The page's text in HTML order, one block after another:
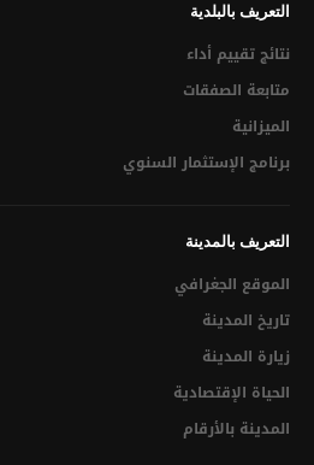
استخراج الدفتر العائلي لأول مرة
استخراج نظير من الدفتر العائلي
تتــــــــزوج ثانيــــــــة أو الأرملــــــة)
الإشهاد بمطابقة النسخ للاصل
ملف رخصة بناء
رخص البناء
رخصة أشغال
رخصة ربط بشبكة الماء و الكهرباء
رخصة ربط بشبكة التطهير
التعريف بالبلدية
نتائج تقييم أداء
متابعة الصفقات
الميزانية
برنامج الإستثمار السنوي
التعريف بالمدينة
الموقع الجغرافي
تاريخ المدينة
زيارة المدينة
الحياة الإقتصادية
المدينة بالأرقام